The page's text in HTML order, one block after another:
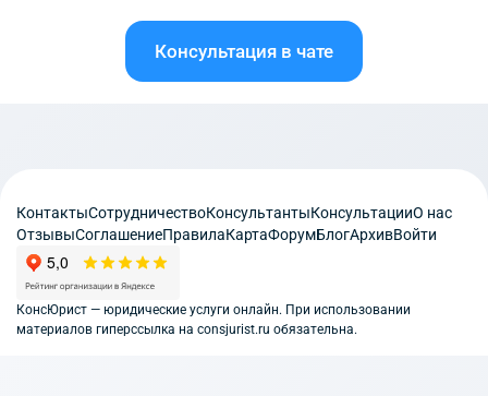
Консультация в чате
КонтактыСотрудничествоКонсультантыКонсультацииО нас
ОтзывыСоглашениеПравилаКартаФорумБлогАрхивВойти
КонсЮрист — юридические услуги онлайн. При использовании
материалов гиперссылка на consjurist.ru обязательна.